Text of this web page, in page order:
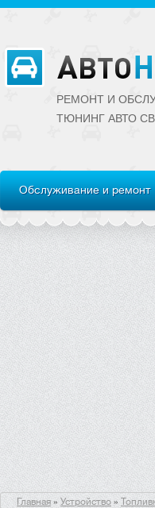
РЕМОНТ И
ТЮНИНГ АВТО
Обслуживание и ремонт
Главная» Устройство»